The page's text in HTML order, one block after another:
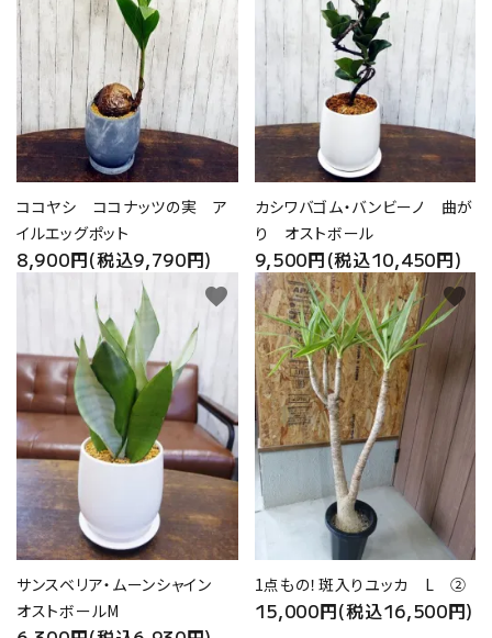
ココヤシ ココナッツの実 ア
イルエッグポット
8,900円(税込9,790円)
カシワバゴム・バンビーノ 曲が
り オストボール
9,500円(税込10,450円)
サンスベリア・ムーンシャイン
オストボールM
favorite
1点もの！斑入りユッカ L ②
15,000円(税込16,500円)
favorite